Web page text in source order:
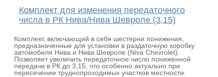
Комплект для изменения передаточного
числа в РК Нива/Нива Шевроле (3,15)
Комплект, включающий в себя шестерни понижения,
предназначенные для установки в раздаточную коробку
автомобиля Нива и Нива Шевроле (Niva Chevrolet).
Позволяет увеличить передаточное число пониженной
передачи в РК до 3,15, что особенно актуально при
пересечении труднопроходимых участков местности.